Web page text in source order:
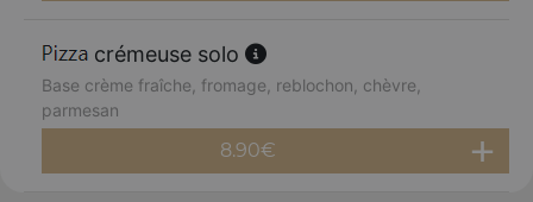
crémeuse solo
Base crème fraîche, fromage, reblochon, chèvre,
parmesan
8.90€